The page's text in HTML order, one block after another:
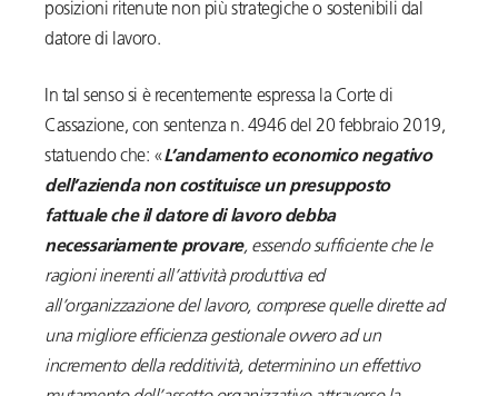
posizioni ritenute non più strategiche o sostenibili dal
datore di lavoro.
In tal senso si è recentemente espressa la Corte di
Cassazione, con sentenza n. 4946 del 20 febbraio 2019,
statuendo che: «L’andamento economico negativo
dell’azienda non costituisce un presupposto
fattuale che il datore di lavoro debba
necessariamente provare, essendo sufficiente che le
ragioni inerenti all’attività produttiva ed
all’organizzazione del lavoro, comprese quelle dirette ad
una migliore efficienza gestionale ovvero ad un
incremento della redditività, determinino un effettivo